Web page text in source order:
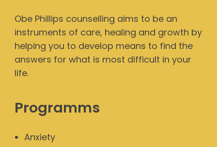
Obe Phillips counselling aims to be an
instruments of care, healing and growth by
helping you to develop means to find the
answers for what is most difficult in your
life.
Programms
Anxiety